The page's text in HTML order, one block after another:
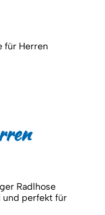
für Herren
Radlhose
und perfekt für